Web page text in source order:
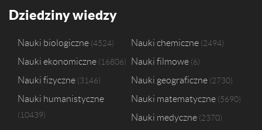
Dziedziny wiedzy
Nauki biologiczne 4524 Nauki chemiczne 2494
Nauki ekonomiczne 16806 Nauki filmowe 6
Nauki fizyczne 3146 Nauki geograficzne 2730
Nauki humanistyczne
10439
Nauki matematyczne 5690
Nauki medyczne 2370